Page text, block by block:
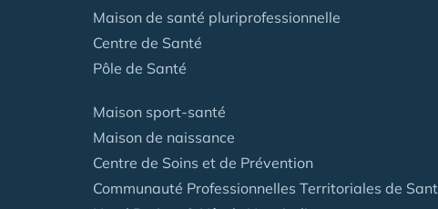
Maison de santé pluriprofessionnelle
Centre de Santé
Pôle de Santé
Maison sport-santé
Maison de naissance
Centre de Soins et de Prévention
Communauté Professionnelles Territoriales de